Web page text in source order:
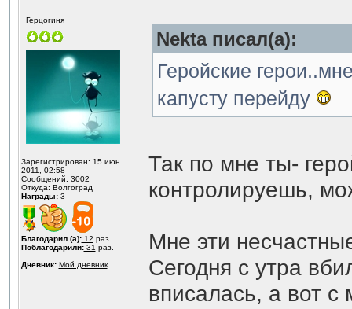
Герцогиня
Зарегистрирован: 15 июн
2011, 02:58
Сообщений: 3002
Откуда: Волгоград
Награды: 3
Благодарил (а):12 раз.
Поблагодарили:31 раз.
Дневник: Мой дневник
Nekta писал(а):
Геройские
капусту перейду
Так по мне ты-
контролируешь,
Мне эти
Сегодня с утра
вписалась, а вот с